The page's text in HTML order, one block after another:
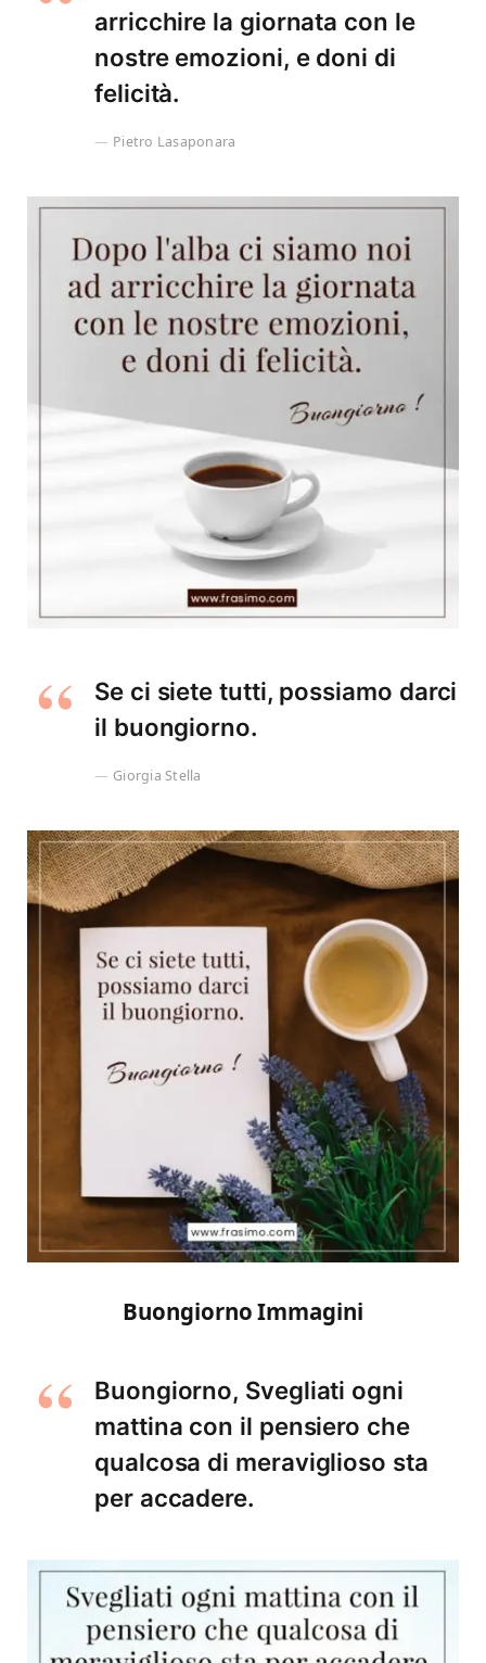
arricchire la giornata con le
nostre emozioni, e doni di
felicità.
Pietro Lasaponara
Se ci siete tutti, possiamo darci
il buongiorno.
Giorgia Stella
Buongiorno Immagini
Buongiorno, Svegliati ogni
mattina con il pensiero che
qualcosa di meraviglioso sta
per accadere.